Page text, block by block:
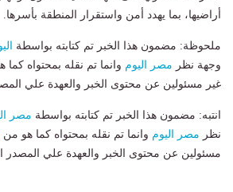
أراضيها، بما يهدد أمن واستقرار المنطقة بأسرها.
ملحوظة: مضمون هذا الخبر تم كتابته بواسطة
وجهة نظر مصر اليوم وانما تم نقله بمحتواه كما
غير مسئولين عن محتوى الخبر والعهدة علي
انتبه: مضمون هذا الخبر تم كتابته بواسطة مصر
نظر مصر اليوم وانما تم نقله بمحتواه كما هو من
مسئولين عن محتوى الخبر والعهدة علي المصدر